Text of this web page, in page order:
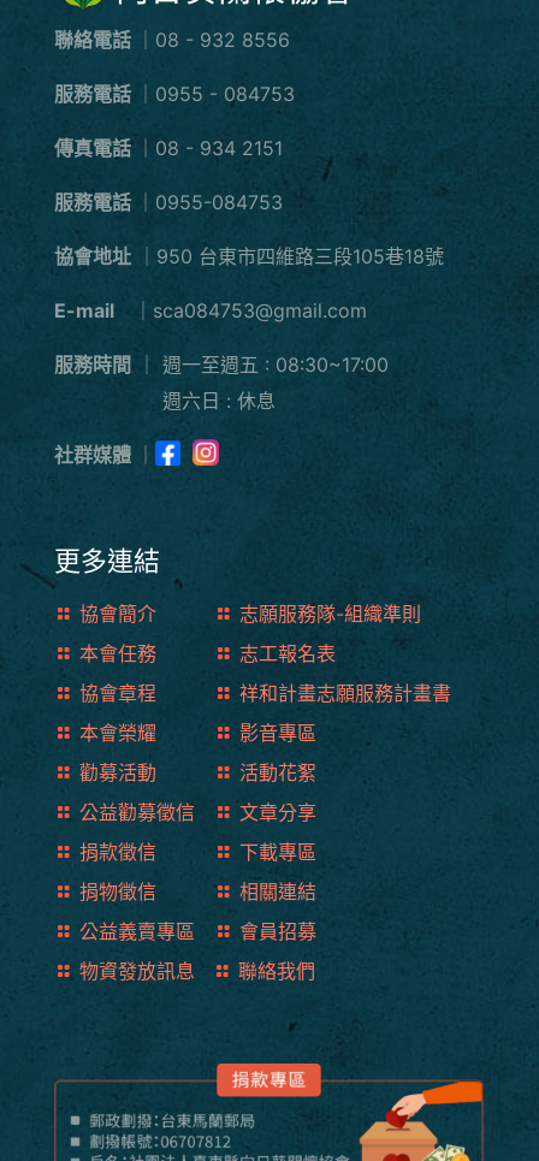
聯絡電話 ｜08 - 932 8556
服務電話 ｜0955 - 084753
傳真電話 ｜08 - 934 2151
服務電話 ｜0955-084753
協會地址 ｜950 台東市四維路三段105巷18號
E-mail ｜sca084753@gmail.com
服務時間
週一至週五 : 08:30~17:00
週六日 : 休息
社群媒體
更多連結
協會簡介
志願服務隊-組織準則
本會任務
志工報名表
協會章程
祥和計畫志願服務計畫書
本會榮耀
影音專區
勸募活動
活動花絮
公益勸募徵信
文章分享
捐款徵信
下載專區
捐物徵信
相關連結
公益義賣專區
會員招募
物資發放訊息
聯絡我們